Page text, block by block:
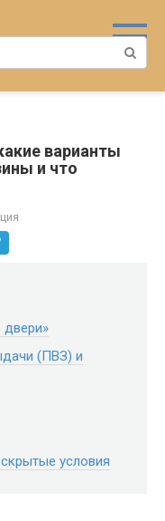
варианты
и что
двери»
(ПВЗ) и
условия